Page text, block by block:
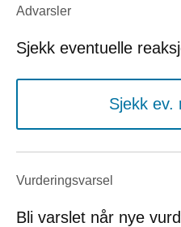
Advarsler
Sjekk eventuelle
Sjekk ev.
Vurderings­varsel
Bli varslet når nye